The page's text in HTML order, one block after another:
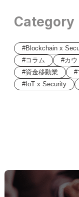
Category
Blockchain x
コラム
カウ
資金移動業
IoT x Security